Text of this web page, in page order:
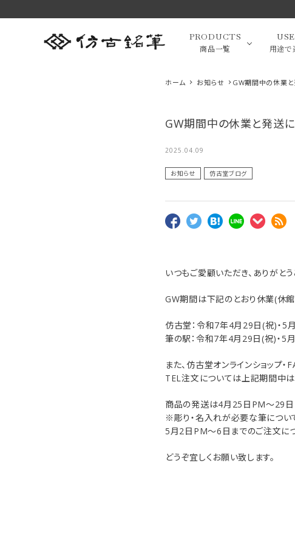
PRODUCTS
商品一覧
高級羊毛（作品
高級化粧筆
洗浄剤
用途で
限
コーム P-B2
ホーム お知らせ GW期間中の休業
GW期間中の休業と発送
2025.04.09
お知らせ 仿古堂ブログ
いつもご愛顧いただき、ありがとう
GW期間は下記のとおり休業(休館
仿古堂：令和7年4月29日(祝)・5
筆の駅：令和7年4月29日(祝)・5
また、仿古堂オンラインショップ
TEL注文については上記期間中は
商品の発送は4月25日PM～29日
※彫り・名入れが必要な筆につい
5月2日PM～6日までのご注文に
どうぞ宜しくお願い致します。